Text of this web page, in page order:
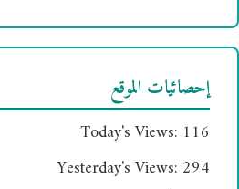
إحصائيات الموقع
Today's Views: 116
Yesterday's Views: 294